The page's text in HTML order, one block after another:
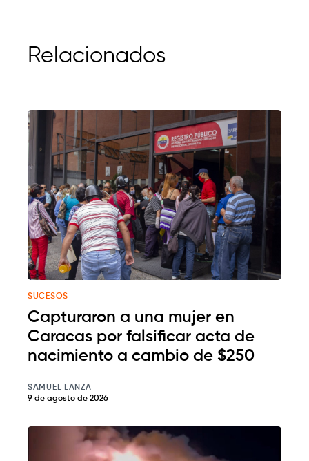
Relacionados
SUCESOS
Capturaron a una mujer en
Caracas por falsificar acta de
nacimiento a cambio de $250
SAMUEL LANZA
9 de agosto de 2026